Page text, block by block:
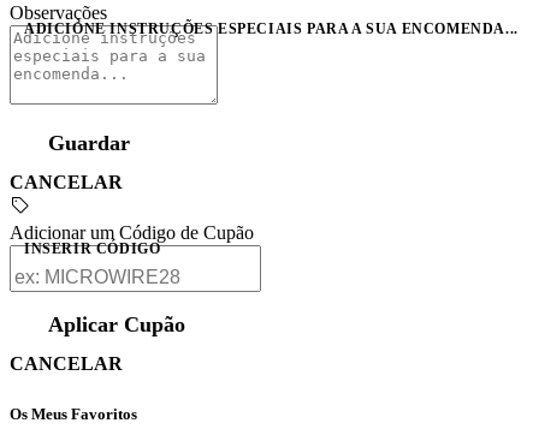
Observações
ADICIONE INSTRUÇÕES ESPECIAIS PARA A SUA ENCOMENDA...
Guardar
CANCELAR
Adicionar um Código de Cupão
INSERIR CÓDIGO
Aplicar Cupão
CANCELAR
Os Meus Favoritos